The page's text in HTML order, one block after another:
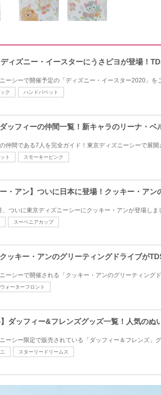
ディズニー・イースターにうさピヨが登場！
ーシーで開催予定の「ディズニー・イースター2020」を
ク ハンドパペット
ダッフィーの仲間一覧！新キャラのリーナ・
仲間である7人を完全ガイド！東京ディズニーシーで展開
ト スモーキーピンク
ー・アン】ついに日本に登場！クッキー・アン
ついに東京ディズニーシーにクッキー・アンが登場しま
スーベニアカップ
クッキー・アンのグリーティングドライブが
ーシーで開催される「クッキー・アンのグリーティング
ォーターフロント
】ダッフィー&フレンズグッズ一覧！人気の
ーシー限定で販売されている「ダッフィー＆フレンズ」
スターリードリームス